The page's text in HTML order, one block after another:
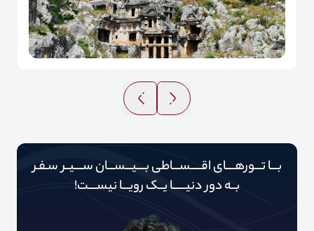
بـــا تـــورهــــای اقـــــســـاطی بــــیـــســـان ســــیــر سـفـر
بــه دور‌‌‌‌ دنیـــــ‌‌ـا یــک رویـــا نیســــت!